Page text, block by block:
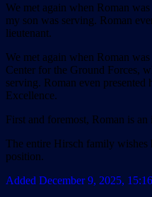
We met again when Roman
my son was serving. Roman
lieutenant.
We met again when Roman
Center for the Ground Forces,
serving. Roman even
Excellence.
First and foremost, Roman is
The entire Hirsch family wishes
position.
Added December 9, 2025, 15:16